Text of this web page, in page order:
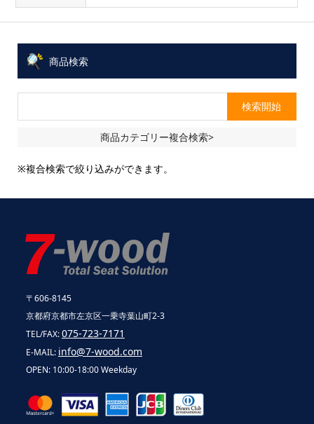
商品検索
商品カテゴリー複合検索>
※複合検索で絞り込みができます。
〒606-8145
京都府京都市左京区一乗寺葉山町2-3
TEL/FAX:075-723-7171
E-MAIL: info@7-wood.com
OPEN: 10:00-18:00 Weekday